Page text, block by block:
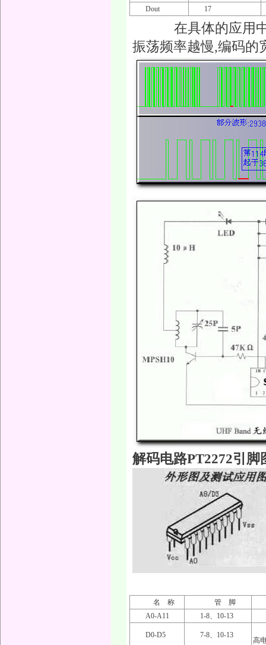
Dout
17
在具体的应用中,
振荡频率越慢,编码的
解码电路PT2272引脚
名 称
管 脚
A0-A11
1-8、10-13
D0-D5 7-8、10-13
高